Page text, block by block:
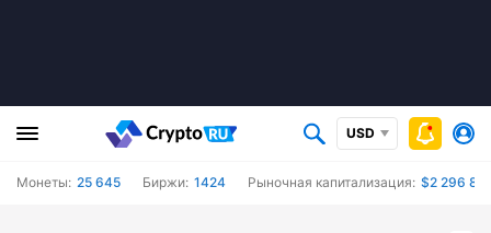
USD
Монеты: 25 645 Биржи: 1424 Рыночная капитализация: $2 296